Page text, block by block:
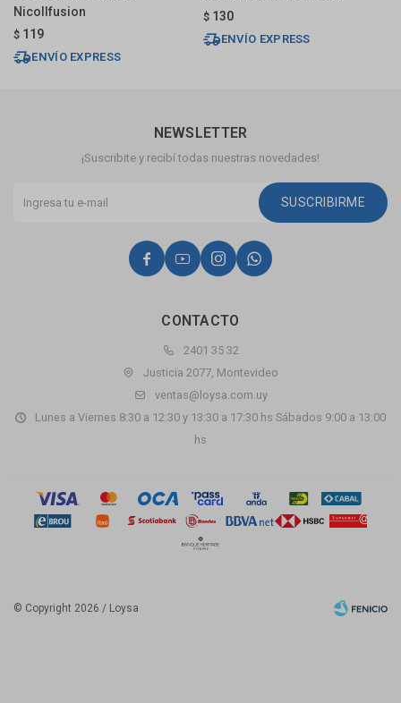
Nicollfusion
$ 119
ENVÍO EXPRESS
$ 130
ENVÍO EXPRESS
CONTACTO
2401 35 32
Justicia 2077, Montevideo
ventas@loysa.com.uy
Lunes a Viernes 8:30 a 12:30 y 13:30 a 17:30 hs Sábados 9:00 a 13:00
hs
NEWSLETTER
¡Suscribite y recibí todas nuestras novedades!
SUSCRIBIRME
   
© Copyright 2026 / Loysa